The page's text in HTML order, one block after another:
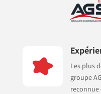

Les plus
groupe